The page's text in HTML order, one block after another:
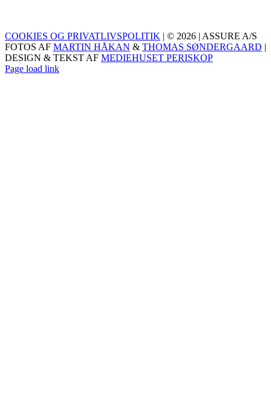
COOKIES OG PRIVATLIVSPOLITIK | © 2026 | ASSURE A/S
FOTOS AF MARTIN HÅKAN & THOMAS SØNDERGAARD |
DESIGN & TEKST AF MEDIEHUSET PERISKOP
Page load link